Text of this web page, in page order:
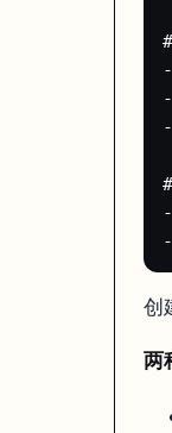
"Agent 写代码
这是 Replit 老用户总
1. 用 Agent 生成初
3. 切到 Assistant 模
Agent 擅长"从零到一"
SkillShot（SaaS 产品
问卷系统 + Admin 后
创
两